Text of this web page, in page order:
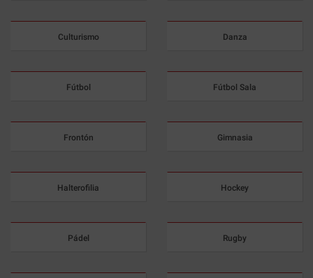
Culturismo Danza
Fútbol Fútbol Sala
Frontón Gimnasia
Halterofilia Hockey
Pádel Rugby